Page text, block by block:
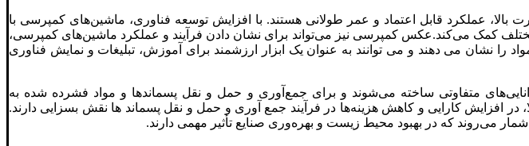
عملکرد قابل اعتماد و عمر طولانی هستند. با افزایش توسعه فناوری، ماشین‌های کمپرسی با
کمک می‌کند.عکس کمپرسی نیز می‌تواند برای نشان دادن فرآیند و عملکرد ماشین‌های کمپرسی،
را نشان می‌ دهند و می ‌توانند به عنوان یک ابزار ارزشمند برای آموزش، تبلیغات و نمایش فناوری
متفاوتی ساخته می‌شوند و برای جمع‌آوری و حمل و نقل پسماندها و مواد فشرده شده به
افزایش کارایی و کاهش هزینه‌ها در فرآیند جمع ‌آوری و حمل و نقل پسماند ها نقش بسزایی دارند.
می‌روند که در بهبود محیط زیست و بهره‌وری صنایع تأثیر مهمی دارند.